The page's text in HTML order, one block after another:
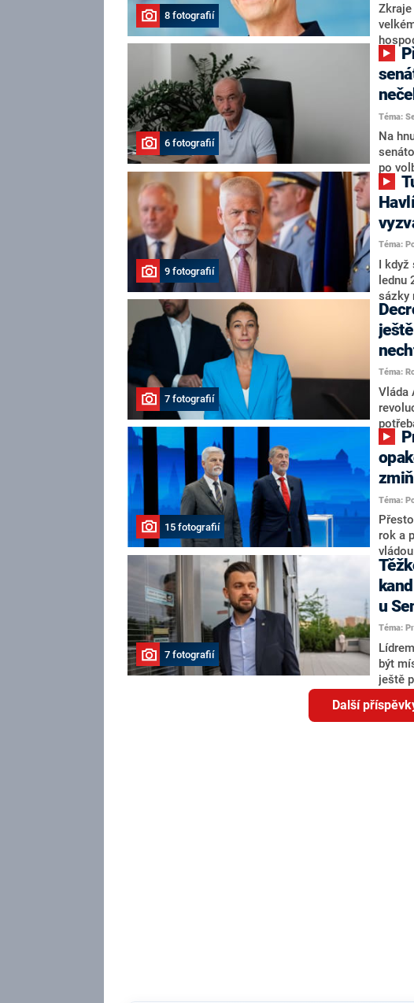
8 fotografií
nový
námi
svoje
NEWS.
6 fotografií
Téma:
Na
po
9 fotografií
Téma:
I když
lednu
sázky
hlava
o
nemá
7 fotografií
Téma:
Vláda
Tejce
práva
vrátila
hnutí
15 fotografií
Téma:
rok a
tom,
bude
7 fotografií
u
Téma:
být
ještě
Jana
Další